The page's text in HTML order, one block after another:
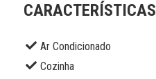
CARACTERÍSTICAS
Ar Condicionado
Cozinha